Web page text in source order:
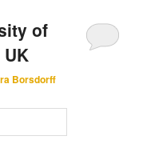
of
Borsdorff